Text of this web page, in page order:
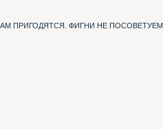
ПРИГОДЯТСЯ. ФИГНИ НЕ ПОСОВЕТУЕМ